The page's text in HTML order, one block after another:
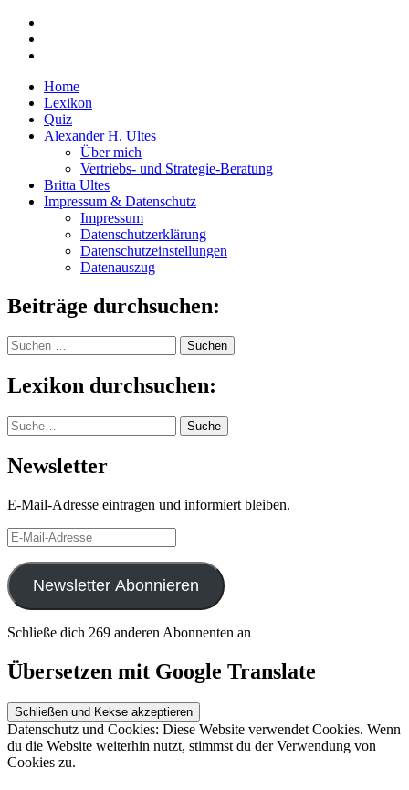
Home
Lexikon
Quiz
Alexander H. Ultes
Über mich
Vertriebs- und Strategie-Beratung
Britta Ultes
Impressum & Datenschutz
Impressum
Datenschutzerklärung
Datenschutzeinstellungen
Datenauszug
Beiträge durchsuchen:
Suchen
nach:
Lexikon durchsuchen:
Suche Suche
Newsletter
E-Mail-Adresse eintragen und informiert bleiben.
E-
Mail-
Adresse
Newsletter Abonnieren
Schließe dich 269 anderen Abonnenten an
Übersetzen mit Google Translate
Datenschutz und Cookies: Diese Website verwendet Cookies. Wenn
du die Website weiterhin nutzt, stimmst du der Verwendung von
Cookies zu.